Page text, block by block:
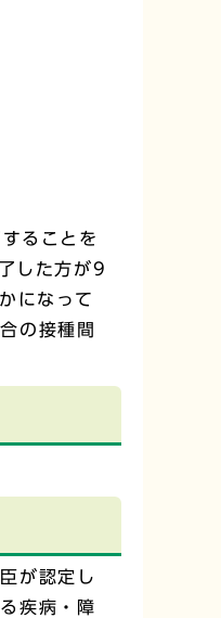
ることを
した方が9
になって
の接種間
が認定し
疾病・障